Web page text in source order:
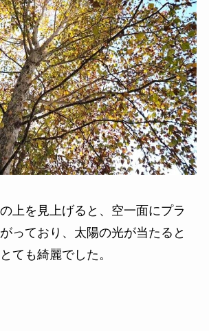
上を見上げると、空一面にプラ
っており、太陽の光が当たると
ても綺麗でした。